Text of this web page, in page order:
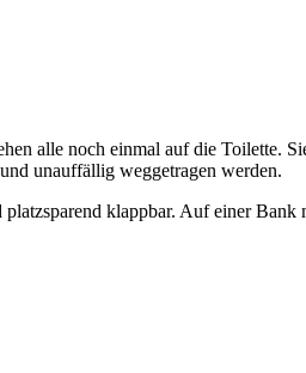
alle noch einmal auf die Toilette.
unauffällig weggetragen werden.
klappbar. Auf einer Bank